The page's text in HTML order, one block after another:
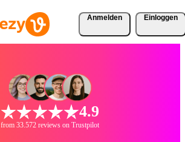
Anmelden Einloggen
4.9
from 33.572 reviews on Trustpilot